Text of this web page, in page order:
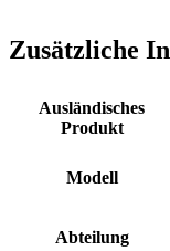
Zusätzliche
Ausländisches
Produkt
Modell
Abteilung